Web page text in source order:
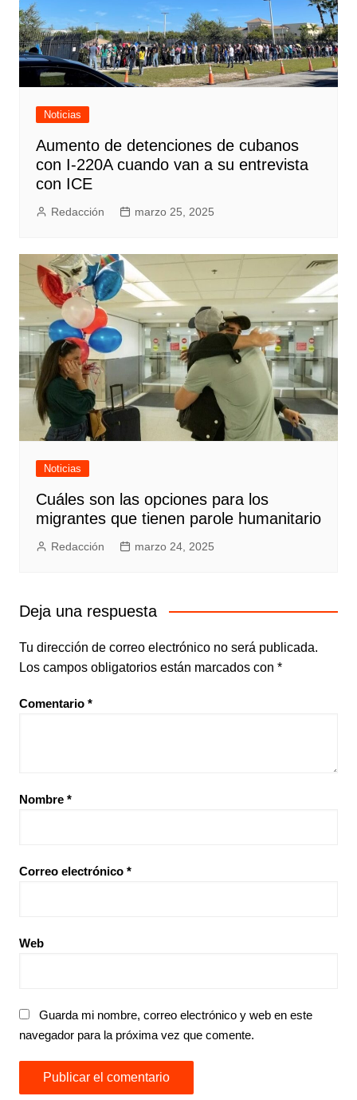
Noticias
Aumento de detenciones de cubanos
con I-220A cuando van a su entrevista
con ICE
Redacción marzo 25, 2025
Noticias
Cuáles son las opciones para los
migrantes que tienen parole humanitario
Redacción marzo 24, 2025
Deja una respuesta
Tu dirección de correo electrónico no será publicada.
Los campos obligatorios están marcados con *
Comentario *
Nombre *
Correo electrónico *
Web
Guarda mi nombre, correo electrónico y web en este
navegador para la próxima vez que comente.